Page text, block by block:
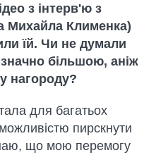
з інтерв'ю з
Клименка)
їй. Чи не думали
більшою, аніж
нагороду?
для багатьох
пирскнути
що мою перемогу